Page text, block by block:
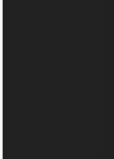
Sketchbook5,